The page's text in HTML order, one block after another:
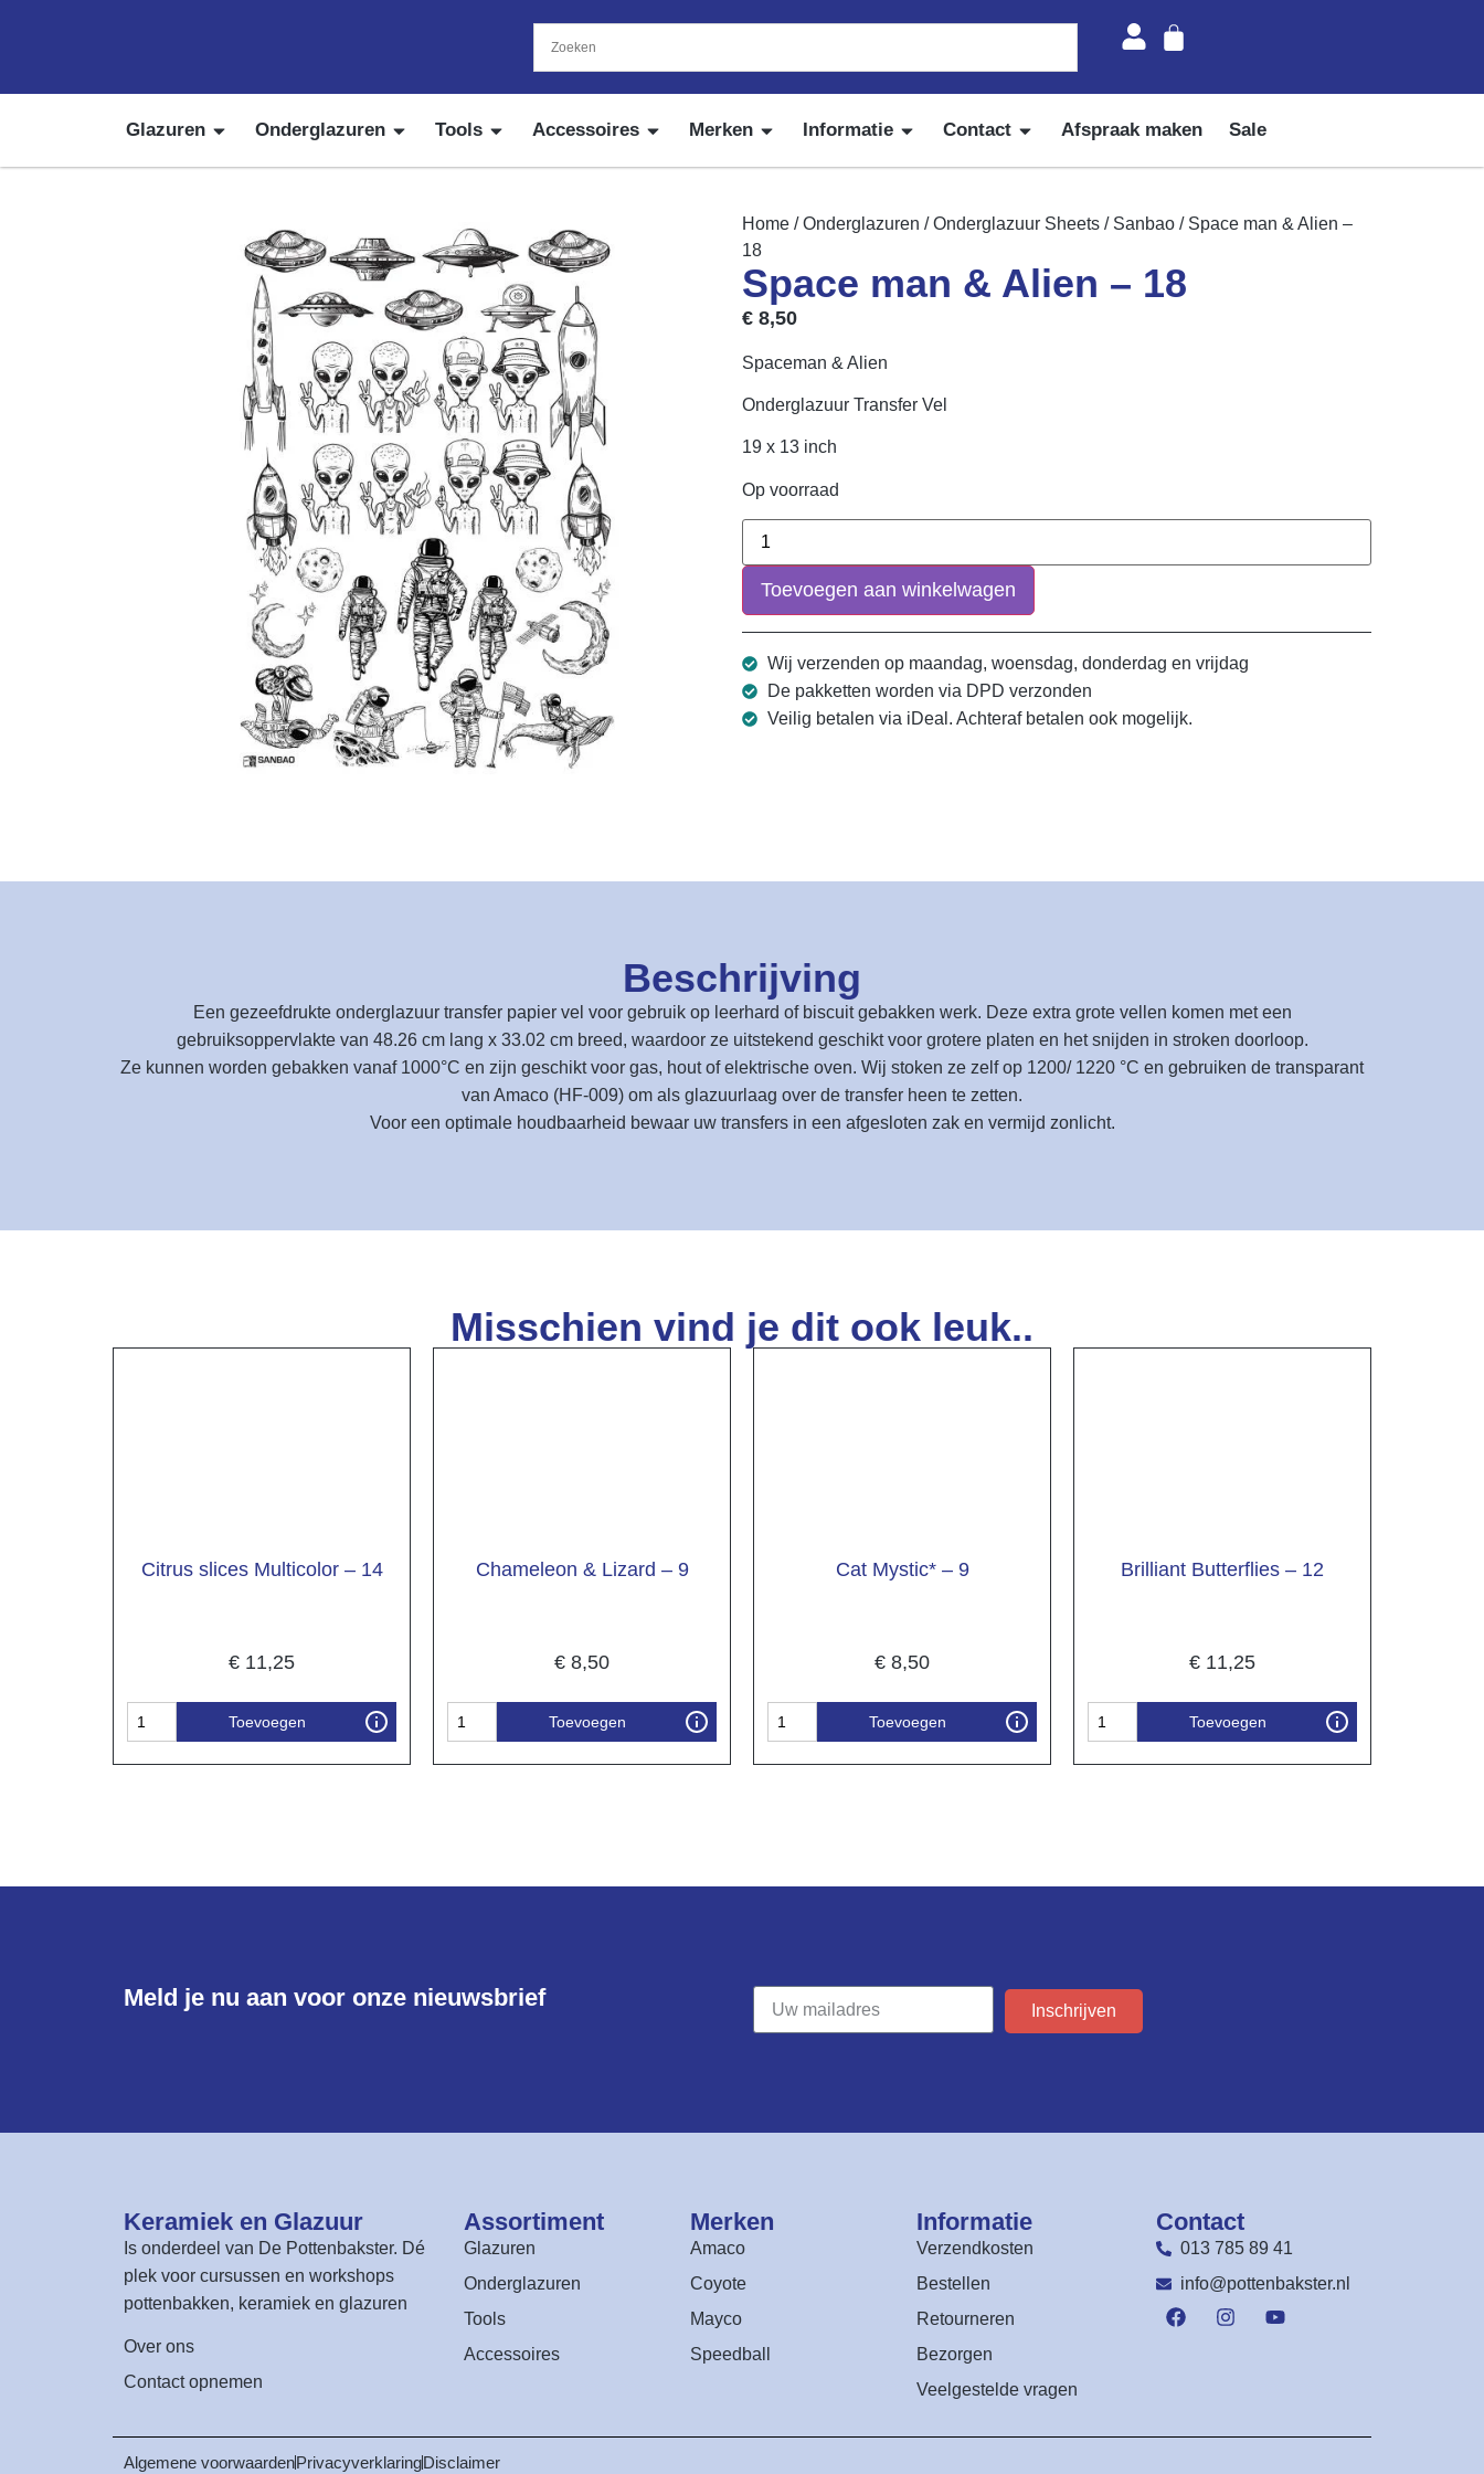
Glazuren Onderglazuren Tools Accessoires Merken Informatie Contact Afspraak maken Sale
Home /Onderglazuren /Onderglazuur Sheets / Sanbao / Space man & Alien –
18
Space man & Alien – 18
€ 8,50
Spaceman & Alien
Onderglazuur Transfer Vel
19 x 13 inch
Op voorraad
Toevoegen aan winkelwagen
Wij verzenden op maandag, woensdag, donderdag en vrijdag
De pakketten worden via DPD verzonden
Veilig betalen via iDeal. Achteraf betalen ook mogelijk.
Beschrijving
Een gezeefdrukte onderglazuur transfer papier vel voor gebruik op leerhard of biscuit gebakken werk. Deze extra grote vellen komen met een
gebruiksoppervlakte van 48.26 cm lang x 33.02 cm breed, waardoor ze uitstekend geschikt voor grotere platen en het snijden in stroken doorloop.
Ze kunnen worden gebakken vanaf 1000°C en zijn geschikt voor gas, hout of elektrische oven. Wij stoken ze zelf op 1200/ 1220 °C en gebruiken de transparant
van Amaco (HF-009) om als glazuurlaag over de transfer heen te zetten.
Voor een optimale houdbaarheid bewaar uw transfers in een afgesloten zak en vermijd zonlicht.
Misschien vind je dit ook leuk..
Citrus slices Multicolor – 14
€ 11,25
Toevoegen
Chameleon & Lizard – 9
€ 8,50
Toevoegen
Cat Mystic* – 9
€ 8,50
Toevoegen
Brilliant Butterflies – 12
€ 11,25
Toevoegen
Meld je nu aan voor onze nieuwsbrief​ Inschrijven
Keramiek en Glazuur​
Is onderdeel van De Pottenbakster. Dé
plek voor cursussen en workshops
pottenbakken, keramiek en glazuren
Over ons
Contact opnemen
Assortiment​
Glazuren
Onderglazuren
Tools
Accessoires
Merken
Amaco
Coyote
Mayco
Speedball
Informatie
Verzendkosten
Bestellen
Retourneren
Bezorgen
Veelgestelde vragen
Contact
013 785 89 41
info@pottenbakster.nl
Algemene voorwaardenPrivacyverklaringDisclaimer